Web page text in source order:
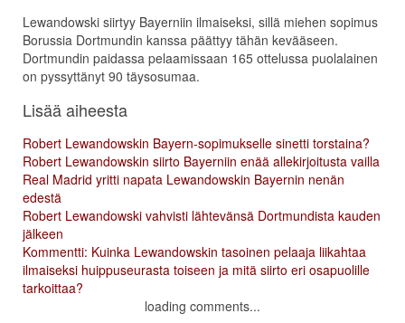
Lewandowski siirtyy Bayerniin ilmaiseksi, sillä miehen sopimus
Borussia Dortmundin kanssa päättyy tähän kevääseen.
Dortmundin paidassa pelaamissaan 165 ottelussa puolalainen
on pyssyttänyt 90 täysosumaa.
Lisää aiheesta
Robert Lewandowskin Bayern-sopimukselle sinetti torstaina?
Robert Lewandowskin siirto Bayerniin enää allekirjoitusta vailla
Real Madrid yritti napata Lewandowskin Bayernin nenän
edestä
Robert Lewandowski vahvisti lähtevänsä Dortmundista kauden
jälkeen
Kommentti: Kuinka Lewandowskin tasoinen pelaaja liikahtaa
ilmaiseksi huippuseurasta toiseen ja mitä siirto eri osapuolille
tarkoittaa?
loading comments...